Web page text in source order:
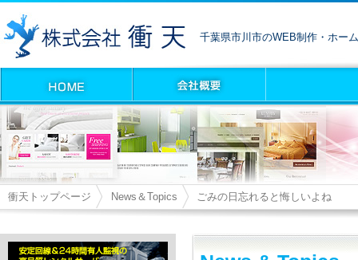
千葉県市川市のWEB制作・ホー
衝天トップページ News＆Topics ごみの日忘れると悔しいよね